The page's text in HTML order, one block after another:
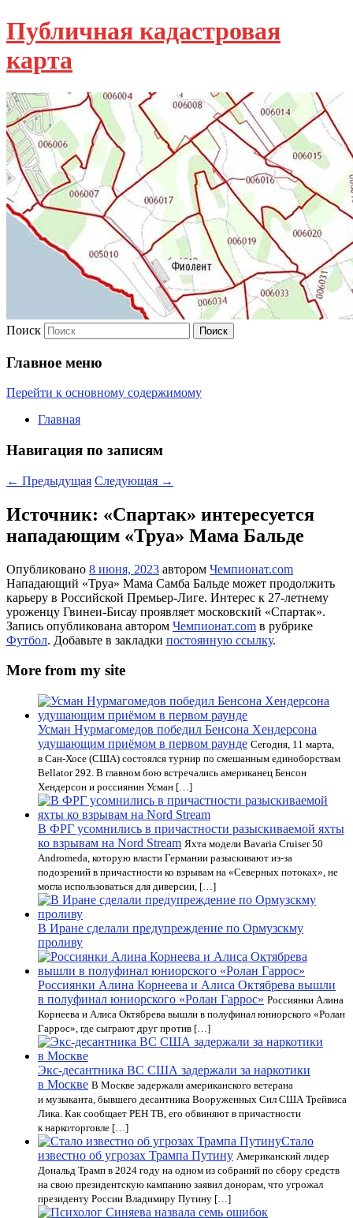
Публичная кадастровая
карта
Поиск
Главное меню
Перейти к основному содержимому
Главная
Навигация по записям
← Предыдущая Следующая →
Источник: «Спартак» интересуется
нападающим «Труа» Мама Бальде
Опубликовано 8 июня, 2023 автором Чемпионат.com
Нападающий «Труа» Мама Самба Бальде может продолжить
карьеру в Российской Премьер-Лиге. Интерес к 27-летнему
уроженцу Гвинеи-Бисау проявляет московский «Спартак».
Запись опубликована автором Чемпионат.com в рубрике
Футбол. Добавьте в закладки постоянную ссылку.
More from my site
Усман Нурмагомедов победил Бенсона Хендерсона
удушающим приёмом в первом раунде Сегодня, 11 марта,
в Сан-Хосе (США) состоялся турнир по смешанным единоборствам
Bellator 292. В главном бою встречались американец Бенсон
Хендерсон и россиянин Усман […]
В ФРГ усомнились в причастности разыскиваемой яхты
ко взрывам на Nord Stream Яхта модели Bavaria Cruiser 50
Andromeda, которую власти Германии разыскивают из-за
подозрений в причастности ко взрывам на «Северных потоках», не
могла использоваться для диверсии, […]
В Иране сделали предупреждение по Ормузскму
проливу
Россиянки Алина Корнеева и Алиса Октябрева вышли
в полуфинал юниорского «Ролан Гаррос» Россиянки Алина
Корнеева и Алиса Октябрева вышли в полуфинал юниорского «Ролан
Гаррос», где сыграют друг против […]
Экс-десантника ВС США задержали за наркотики
в Москве В Москве задержали американского ветерана
и музыканта, бывшего десантника Вооруженных Сил США Трейвиса
Лика. Как сообщает РЕН ТВ, его обвиняют в причастности
к наркоторговле […]
Стало
известно об угрозах Трампа Путину Американский лидер
Дональд Трамп в 2024 году на одном из собраний по сбору средств
на свою президентскую кампанию заявил донорам, что угрожал
президенту России Владимиру Путину […]